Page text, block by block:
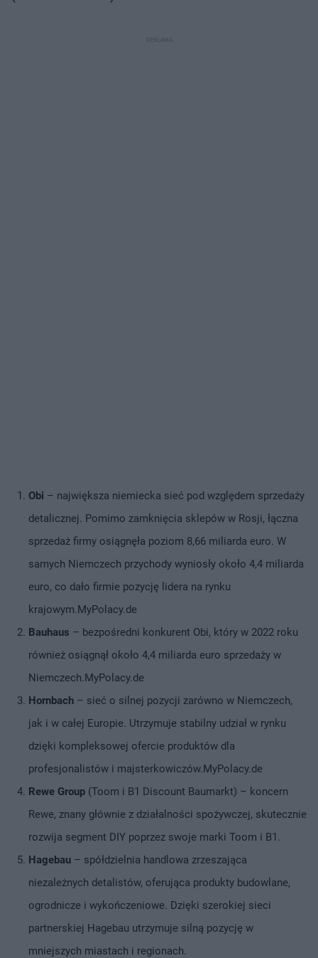
Obi – największa niemiecka sieć pod względem sprzedaży
detalicznej. Pomimo zamknięcia sklepów w Rosji, łączna
sprzedaż firmy osiągnęła poziom 8,66 miliarda euro. W
samych Niemczech przychody wyniosły około 4,4 miliarda
euro, co dało firmie pozycję lidera na rynku
krajowym.MyPolacy.de
Bauhaus – bezpośredni konkurent Obi, który w 2022 roku
również osiągnął około 4,4 miliarda euro sprzedaży w
Niemczech.MyPolacy.de
Hornbach – sieć o silnej pozycji zarówno w Niemczech,
jak i w całej Europie. Utrzymuje stabilny udział w rynku
dzięki kompleksowej ofercie produktów dla
profesjonalistów i majsterkowiczów.MyPolacy.de
Rewe Group (Toom i B1 Discount Baumarkt) – koncern
Rewe, znany głównie z działalności spożywczej, skutecznie
rozwija segment DIY poprzez swoje marki Toom i B1.
Hagebau – spółdzielnia handlowa zrzeszająca
niezależnych detalistów, oferująca produkty budowlane,
ogrodnicze i wykończeniowe. Dzięki szerokiej sieci
partnerskiej Hagebau utrzymuje silną pozycję w
mniejszych miastach i regionach.